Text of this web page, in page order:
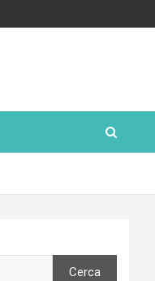
Cerca